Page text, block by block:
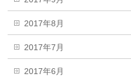
2017年8月
2017年7月
2017年6月